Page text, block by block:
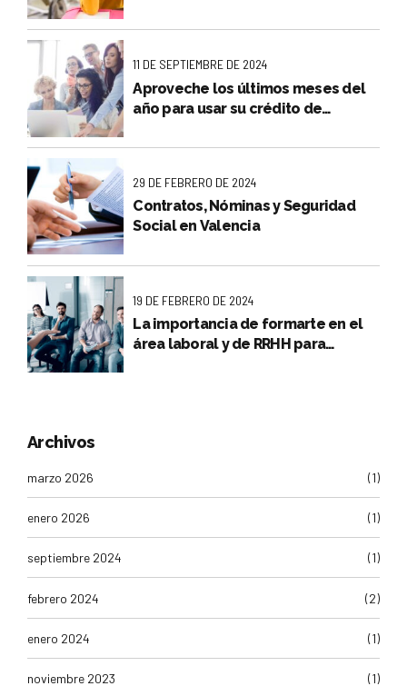
11 DE SEPTIEMBRE DE 2024
Aproveche los últimos meses del
año para usar su crédito de
29 DE FEBRERO DE 2024
Contratos, Nóminas y Seguridad
Social en Valencia
19 DE FEBRERO DE 2024
La importancia de formarte en el
área laboral y de RRHH para
Archivos
marzo 2026 (1)
enero 2026 (1)
septiembre 2024 (1)
febrero 2024 (2)
enero 2024 (1)
noviembre 2023 (1)